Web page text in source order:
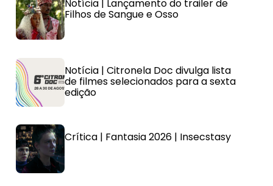
Notícia | Lançamento do trailer de
Filhos de Sangue e Osso
Notícia | Citronela Doc divulga lista
de filmes selecionados para a sexta
edição
Crítica | Fantasia 2026 | Insecstasy